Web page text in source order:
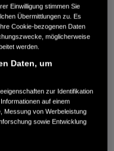
Einwilligung stimmen Sie
Übermittlungen zu. Es
Cookie-bezogenen Daten
möglicherweise
werden.
Daten, um
zur Identifikation
auf einem
Messung von Werbeleistung
sowie Entwicklung